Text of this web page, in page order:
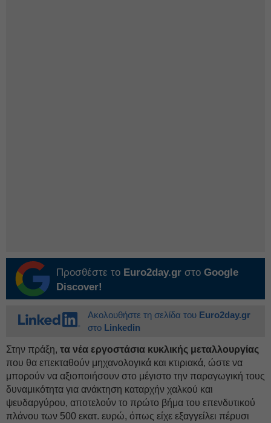
Προσθέστε το Euro2day.gr στο Google
Discover!
Ακολουθήστε τη σελίδα του Euro2day.gr
στο Linkedin
Στην πράξη, τα νέα εργοστάσια κυκλικής μεταλλουργίας
που θα επεκταθούν μηχανολογικά και κτιριακά, ώστε να
μπορούν να αξιοποιήσουν στο μέγιστο την παραγωγική τους
δυναμικότητα για ανάκτηση καταρχήν χαλκού και
ψευδαργύρου, αποτελούν το πρώτο βήμα του επενδυτικού
πλάνου των 500 εκατ. ευρώ, όπως είχε εξαγγείλει πέρυσι